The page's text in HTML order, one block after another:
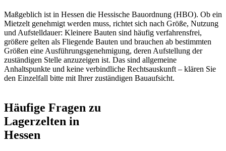
Maßgeblich ist in Hessen die Hessische Bauordnung (HBO). Ob ein
Mietzelt genehmigt werden muss, richtet sich nach Größe, Nutzung
und Aufstelldauer: Kleinere Bauten sind häufig verfahrensfrei,
größere gelten als Fliegende Bauten und brauchen ab bestimmten
Größen eine Ausführungsgenehmigung, deren Aufstellung der
zuständigen Stelle anzuzeigen ist. Das sind allgemeine
Anhaltspunkte und keine verbindliche Rechtsauskunft – klären Sie
den Einzelfall bitte mit Ihrer zuständigen Bauaufsicht.
Häufige Fragen zu
Lagerzelten in
Hessen